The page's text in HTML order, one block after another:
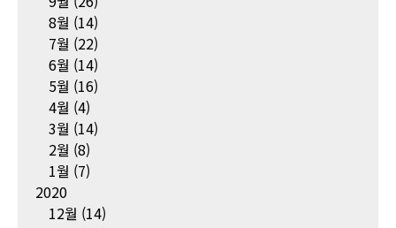
8월 (14)
7월 (22)
6월 (14)
5월 (16)
4월 (4)
3월 (14)
2월 (8)
1월 (7)
2020
12월 (14)